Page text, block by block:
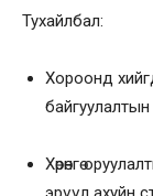
Тухайлбал:
Хороонд
Хөрөнгө